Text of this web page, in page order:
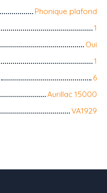
Phonique plafond
1
Oui
1
6
Aurillac 15000
VA1929